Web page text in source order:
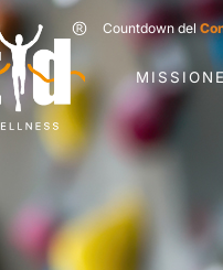
Countdown del
MISSIONE